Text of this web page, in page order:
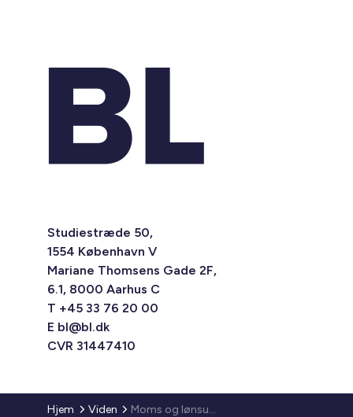
Studiestræde 50,
1554 København V
Mariane Thomsens Gade 2F,
6.1, 8000 Aarhus C
T +45 33 76 20 00
E bl@bl.dk
CVR 31447410
Hjem Viden Moms og lønsumsafgift - opgørelse af medlemmernes tilbagebetalingskrav, inkl. renter, efter Højesterets dom